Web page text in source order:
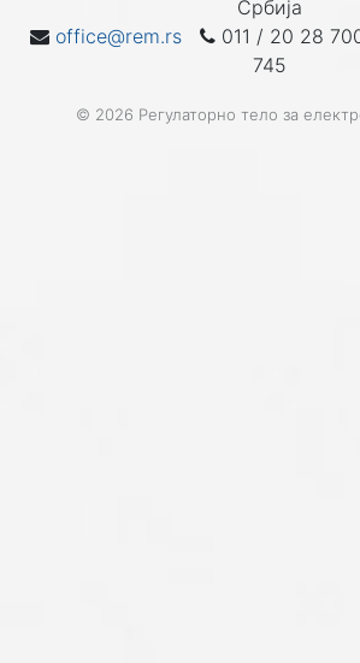
Србија
office@rem.rs
011 / 20 28
745
© 2026 Регулаторно тело за